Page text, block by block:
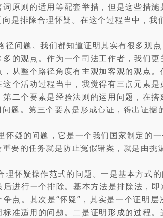
原则的适用等配套举措，但是这些措
是排除合理怀疑。在这个过程当中，我
径问题。我们都知道证明其实有很多观
的观点。作为一个司法工作者，我们
从整个路径角度有主观加客观的观点
个活动过程当中，我觉得有三点元素
二个要素是经验法则的运用问题，在
题。第三个要素是形成心证，得出证据
怀疑的问题，它是一个我们国家制定的
要的任务就是防止冤假错案，就是由挑
理怀疑操作范式的问题。一是基本方式
进行一个排除。基本方法是排除法，
点。其次是“怀疑”，其实是一个证明
准适用的问题。二是证明形成的过程